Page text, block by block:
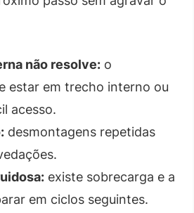
não resolve: o
estar em trecho interno ou
acesso.
desmontagens repetidas
existe sobrecarga e a
em ciclos seguintes.